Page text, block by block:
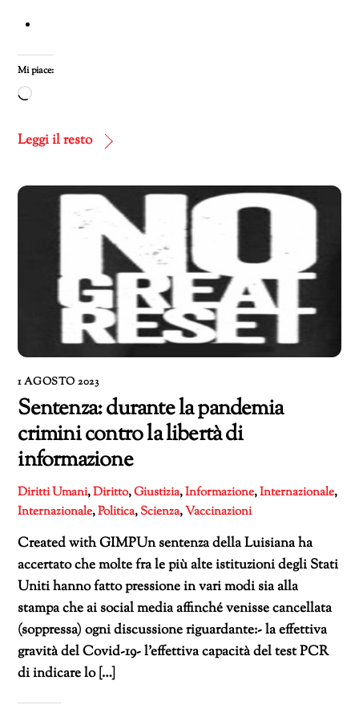
Mi piace:
Caricamento
corso…
Leggi il resto
1 AGOSTO 2023
Sentenza: durante la pandemia
crimini contro la libertà di
informazione
Diritti Umani,Diritto,Giustizia,Informazione,Internazionale,
Internazionale,Politica,Scienza,Vaccinazioni
Created with GIMPUn sentenza della Luisiana ha
accertato che molte fra le più alte istituzioni degli Stati
Uniti hanno fatto pressione in vari modi sia alla
stampa che ai social media affinché venisse cancellata
(soppressa) ogni discussione riguardante:- la effettiva
gravità del Covid-19- l’effettiva capacità del test PCR
di indicare lo […]